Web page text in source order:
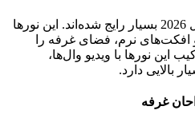
افکت‌های پویا و متحرک در سال 2026 بسیار رایج شده‌اند. این نورها
نرم، فضای غرفه را
این نورها با ویدیو وال‌ها،
بالایی دارد.
غرفه